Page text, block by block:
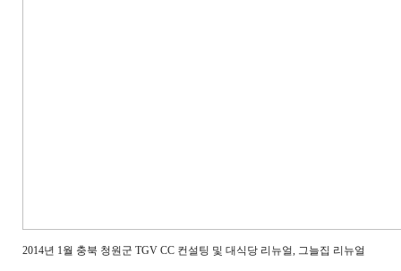
2014년 1월 충북 청원군 TGV CC 컨설팅 및 대식당 리뉴얼, 그늘집 리뉴얼